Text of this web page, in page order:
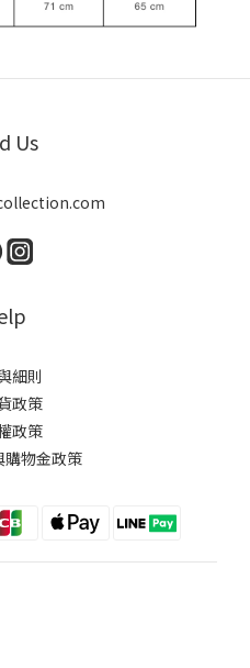
Us
細則
政策
政策
購物金政策